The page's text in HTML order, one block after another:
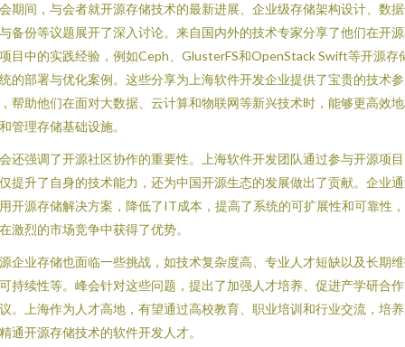
期间，与会者就开源存储技术的最新进展、企业级存储架构设计、数
备份等议题展开了深入讨论。来自国内外的技术专家分享了他们在开
目中的实践经验，例如Ceph、GlusterFS和OpenStack Swift等开源存
的部署与优化案例。这些分享为上海软件开发企业提供了宝贵的技术参
帮助他们在面对大数据、云计算和物联网等新兴技术时，能够更高效
管理存储基础设施。
还强调了开源社区协作的重要性。上海软件开发团队通过参与开源项
提升了自身的技术能力，还为中国开源生态的发展做出了贡献。企业
开源存储解决方案，降低了IT成本，提高了系统的可扩展性和可靠性
激烈的市场竞争中获得了优势。
企业存储也面临一些挑战，如技术复杂度高、专业人才短缺以及长期
持续性等。峰会针对这些问题，提出了加强人才培养、促进产学研合
。上海作为人才高地，有望通过高校教育、职业培训和行业交流，培
通开源存储技术的软件开发人才。